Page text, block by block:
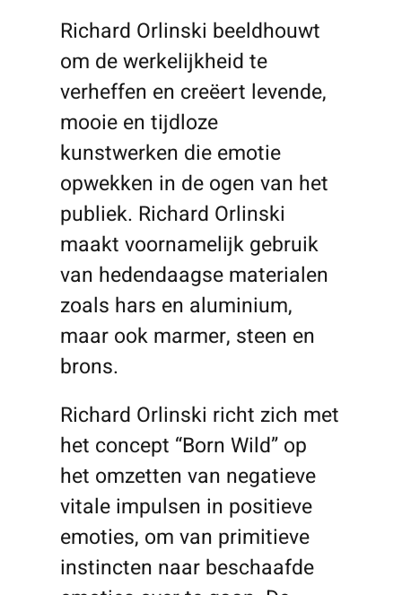
Richard Orlinski beeldhouwt
om de werkelijkheid te
verheffen en creëert levende,
mooie en tijdloze
kunstwerken die emotie
opwekken in de ogen van het
publiek. Richard Orlinski
maakt voornamelijk gebruik
van hedendaagse materialen
zoals hars en aluminium,
maar ook marmer, steen en
brons.
Richard Orlinski richt zich met
het concept “Born Wild” op
het omzetten van negatieve
vitale impulsen in positieve
emoties, om van primitieve
instincten naar beschaafde